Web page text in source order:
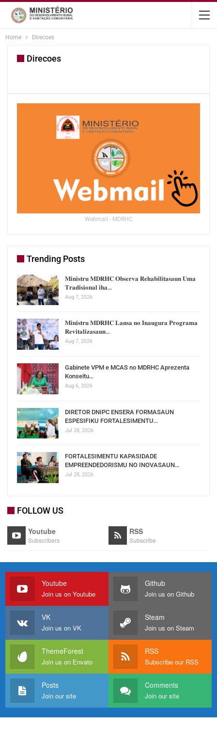
content
Home Direcoes
Direcoes
Webmail - MDRHC
Trending Posts
𝐌𝐢𝐧𝐢𝐬𝐭𝐫𝐮 𝐌𝐃𝐑𝐇𝐂 𝐎𝐛𝐬𝐞𝐫𝐯𝐚 𝐑𝐞𝐡𝐚𝐛𝐢𝐥𝐢𝐭𝐚𝐬𝐚𝐮𝐧 𝐔𝐦𝐚
𝐓𝐫𝐚𝐝𝐢𝐬𝐢𝐨𝐧𝐚𝐥 𝐢𝐡𝐚…
Aug 7, 2026
𝐌𝐢𝐧𝐢𝐬𝐭𝐫𝐮 𝐌𝐃𝐑𝐇𝐂 𝐋𝐚𝐧𝐬𝐚 𝐧𝐨 𝐈𝐧𝐚𝐮𝐠𝐮𝐫𝐚 𝐏𝐫𝐨𝐠𝐫𝐚𝐦𝐚
𝐑𝐞𝐯𝐢𝐭𝐚𝐥𝐢𝐳𝐚𝐬𝐚𝐮𝐧…
Aug 7, 2026
Gabinete VPM e MCAS no MDRHC Aprezenta
Konseitu…
Aug 6, 2026
DIRETOR DNIPC ENSERA FORMASAUN
ESPESIFIKU FORTALESIMENTU…
Jul 28, 2026
FORTALESIMENTU KAPASIDADE
EMPREENDEDORISMU NO INOVASAUN…
Jul 28, 2026
FOLLOW US
Youtube
Subscribers
RSS
Subscribe
Youtube
Join us on Youtube
Github
Join us on Github
VK
Join us on VK
Steam
Join us on Steam
ThemeForest
Join us on Envato
RSS
Subscribe our RSS
Posts
Join our site
Comments
Join our site